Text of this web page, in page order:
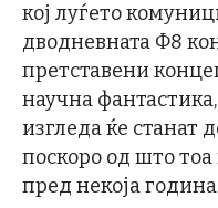
кој луѓето
дводневната Ф8
претставени
научна
изгледа ќе станат
поскоро од што
пред некоја